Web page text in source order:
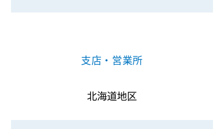
支店・営業所
北海道地区